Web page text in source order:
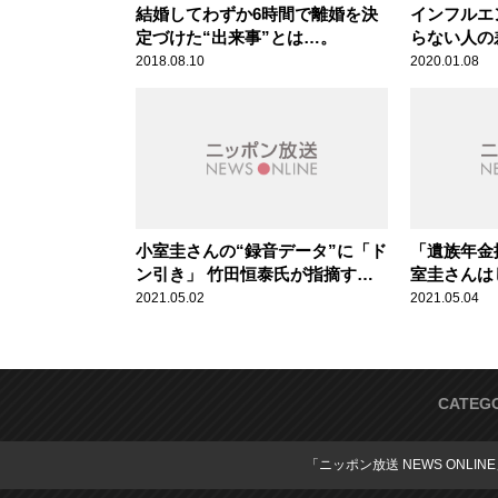
結婚してわずか6時間で離婚を決
定づけた“出来事”とは…。
2018.08.10
インフル
らない人
2020.01.08
小室圭さんの“録音データ”に「ド
ン引き」 竹田恒泰氏が指摘する
世間の“違和感”
2021.05.02
「遺族年
室圭さん
田恒泰氏が
2021.05.04
「ニッポン放送 NEWS